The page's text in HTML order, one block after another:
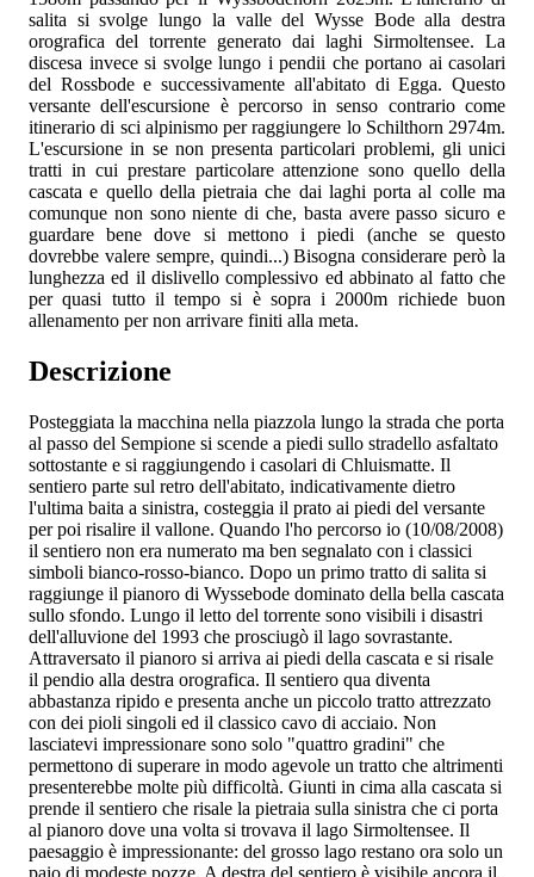
salita si svolge lungo la valle del Wysse Bode alla destra
orografica del torrente generato dai laghi Sirmoltensee. La
discesa invece si svolge lungo i pendii che portano ai casolari
del Rossbode e successivamente all'abitato di Egga. Questo
versante dell'escursione è percorso in senso contrario come
itinerario di sci alpinismo per raggiungere lo Schilthorn 2974m.
L'escursione in se non presenta particolari problemi, gli unici
tratti in cui prestare particolare attenzione sono quello della
cascata e quello della pietraia che dai laghi porta al colle ma
comunque non sono niente di che, basta avere passo sicuro e
guardare bene dove si mettono i piedi (anche se questo
dovrebbe valere sempre, quindi...) Bisogna considerare però la
lunghezza ed il dislivello complessivo ed abbinato al fatto che
per quasi tutto il tempo si è sopra i 2000m richiede buon
allenamento per non arrivare finiti alla meta.
Descrizione
Posteggiata la macchina nella piazzola lungo la strada che porta
al passo del Sempione si scende a piedi sullo stradello asfaltato
sottostante e si raggiungendo i casolari di Chluismatte. Il
sentiero parte sul retro dell'abitato, indicativamente dietro
l'ultima baita a sinistra, costeggia il prato ai piedi del versante
per poi risalire il vallone. Quando l'ho percorso io (10/08/2008)
il sentiero non era numerato ma ben segnalato con i classici
simboli bianco-rosso-bianco. Dopo un primo tratto di salita si
raggiunge il pianoro di Wyssebode dominato della bella cascata
sullo sfondo. Lungo il letto del torrente sono visibili i disastri
dell'alluvione del 1993 che prosciugò il lago sovrastante.
Attraversato il pianoro si arriva ai piedi della cascata e si risale
il pendio alla destra orografica. Il sentiero qua diventa
abbastanza ripido e presenta anche un piccolo tratto attrezzato
con dei pioli singoli ed il classico cavo di acciaio. Non
lasciatevi impressionare sono solo "quattro gradini" che
permettono di superare in modo agevole un tratto che altrimenti
presenterebbe molte più difficoltà. Giunti in cima alla cascata si
prende il sentiero che risale la pietraia sulla sinistra che ci porta
al pianoro dove una volta si trovava il lago Sirmoltensee. Il
paesaggio è impressionante: del grosso lago restano ora solo un
paio di modeste pozze. A destra del sentiero è visibile ancora il